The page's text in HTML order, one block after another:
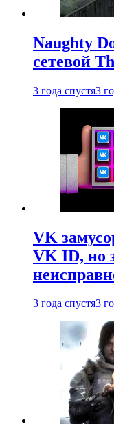
Naughty
сетевой
3 года спустя3
VK
VK ID, но
3 года спустя3